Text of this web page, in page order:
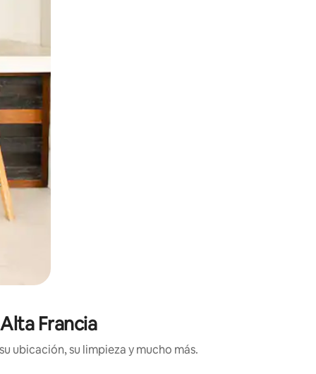
tocando y deslizando la pantalla.
Francia
ubicación, su limpieza y mucho más.